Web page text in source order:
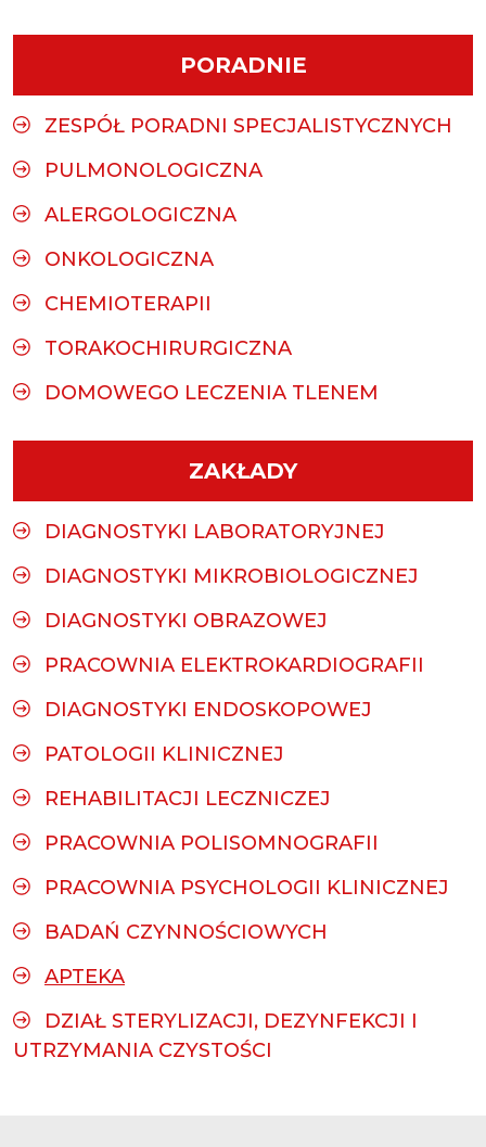
PORADNIE
ZESPÓŁ PORADNI SPECJALISTYCZNYCH
PULMONOLOGICZNA
ALERGOLOGICZNA
ONKOLOGICZNA
CHEMIOTERAPII
TORAKOCHIRURGICZNA
DOMOWEGO LECZENIA TLENEM
ZAKŁADY
DIAGNOSTYKI LABORATORYJNEJ
DIAGNOSTYKI MIKROBIOLOGICZNEJ
DIAGNOSTYKI OBRAZOWEJ
PRACOWNIA ELEKTROKARDIOGRAFII
DIAGNOSTYKI ENDOSKOPOWEJ
PATOLOGII KLINICZNEJ
REHABILITACJI LECZNICZEJ
PRACOWNIA POLISOMNOGRAFII
PRACOWNIA PSYCHOLOGII KLINICZNEJ
BADAŃ CZYNNOŚCIOWYCH
APTEKA
DZIAŁ STERYLIZACJI, DEZYNFEKCJI I
UTRZYMANIA CZYSTOŚCI